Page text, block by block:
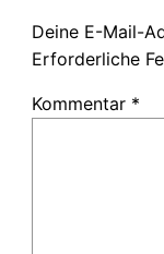
Deine E-Mail-
Erforderliche
Kommentar *